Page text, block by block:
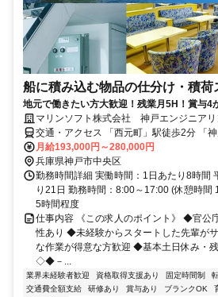
船に積み込む物品の仕分け・積荷
地元で働きたい方大歓迎！残業月5H！賞与4
マリンソフト株式会社 神戸エンジニアリ
交通・アクセス 「西元町」駅徒歩2分 「
月給193,000円～280,000円
兵庫県神戸市中央区
勤務時間詳細 実働時間：1日あたり8時間
り21日 勤務時間：8:00～17:00 (休憩時
5時間程度
仕事内容 《この求人のポイント》 ◆官公
性あり ◆未経験からスタートした先輩が
な作業が得意な方歓迎 ◆基本土日休み・
◇◆－...
業界未経験者歓迎 資格取得支援あり 固定時間制
交通費全額支給
研修あり 賞与あり ブランクOK